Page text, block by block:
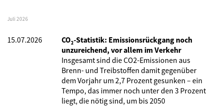
Juli 2026
15.07.2026
CO₂-Statistik: Emissionsrückgang noch
unzureichend, vor allem im Verkehr
Insgesamt sind die CO2-Emissionen aus
Brenn- und Treibstoffen damit gegenüber
dem Vorjahr um 2,7 Prozent gesunken – ein
Tempo, das immer noch unter den 3 Prozent
liegt, die nötig sind, um bis 2050